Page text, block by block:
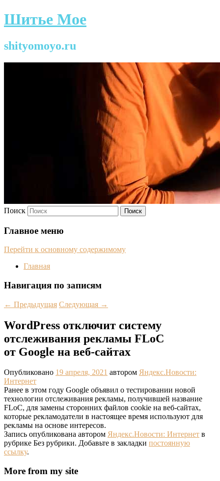
Шитье Мое
shityomoyo.ru
Поиск
Главное меню
Перейти к основному содержимому
Главная
Навигация по записям
← Предыдущая Следующая →
WordPress отключит систему
отслеживания рекламы FLoC
от Google на веб-сайтах
Опубликовано 19 апреля, 2021 автором Яндекс.Новости:
Интернет
Ранее в этом году Google объявил о тестировании новой
технологии отслеживания рекламы, получившей название
FLoC, для замены сторонних файлов cookie на веб-сайтах,
которые рекламодатели в настоящее время используют для
рекламы на основе интересов.
Запись опубликована автором Яндекс.Новости: Интернет в
рубрике Без рубрики. Добавьте в закладки постоянную
ссылку.
More from my site